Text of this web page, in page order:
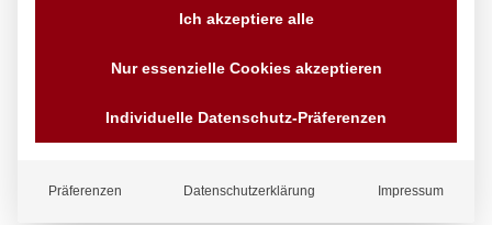
Ich akzeptiere alle
Nur essenzielle Cookies akzeptieren
Individuelle Datenschutz-Präferenzen
Präferenzen Datenschutzerklärung Impressum